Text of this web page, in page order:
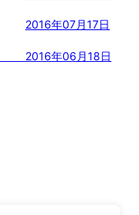
2016年07月17日
2016年06月18日